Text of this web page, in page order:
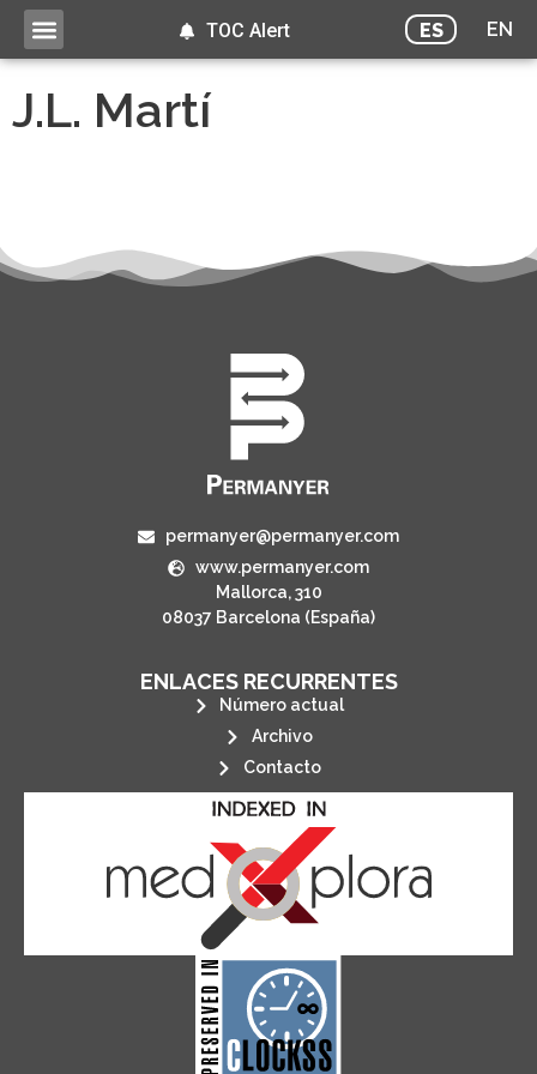
ES EN
TOC Alert
J.L. Martí
permanyer@permanyer.com
www.permanyer.com
Mallorca, 310
08037 Barcelona (España)
ENLACES RECURRENTES
Número actual
Archivo
Contacto
CLOCKSS is a dak archive that
ensures the long-term survival
of web-based scholary
publications, governed by and for
its stakeholders.